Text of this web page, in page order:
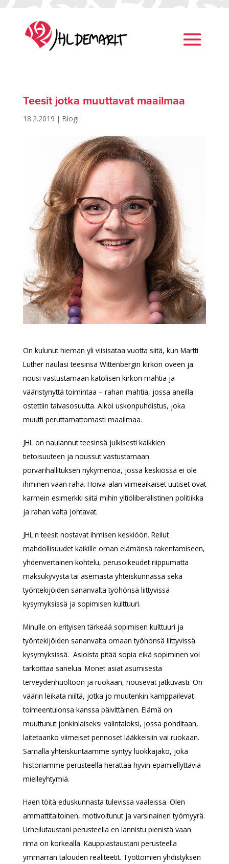
Teesit jotka muuttavat maailmaa
18.2.2019 | Blogi
On kulunut hieman yli viisisataa vuotta siitä, kun Martti
Luther naulasi teesinsä Wittenbergin kirkon oveen ja
nousi vastustamaan katolisen kirkon mahtia ja
vääristynyttä toimintaa – rahan mahtia, jossa aneilla
ostettiin taivasosuutta. Alkoi uskonpuhdistus, joka
muutti peruttamattomasti maailmaa.
JHL on naulannut teesinsä julkisesti kaikkien
tietoisuuteen ja noussut vastustamaan
porvarihallituksen nykymenoa, jossa keskiössä ei ole
ihminen vaan raha. Hoiva-alan viimeaikaiset uutiset ovat
karmein esimerkki siitä mihin yltiöliberalistinen politiikka
ja rahan valta johtavat.
JHL:n teesit nostavat ihmisen keskiöön. Reilut
mahdollisuudet kaikille oman elämänsä rakentamiseen,
yhdenvertainen kohtelu, perusoikeudet riippumatta
maksukyvystä tai asemasta yhteiskunnassa sekä
työntekijöiden sananvalta työhönsä liittyvissä
kysymyksissä ja sopimisen kulttuuri.
Minulle on erityisen tärkeää sopimisen kulttuuri ja
työntekijöiden sananvalta omaan työhönsä liittyvissä
kysymyksissä. Asioista pitää sopia eikä sopiminen voi
tarkoittaa sanelua. Monet asiat asumisesta
terveydenhuoltoon ja ruokaan, nousevat jatkuvasti. On
väärin leikata niiltä, jotka jo muutenkin kamppailevat
toimeentulonsa kanssa päivittäinen. Elämä on
muuttunut jonkinlaiseksi valintaloksi, jossa pohditaan,
laitetaanko viimeiset pennoset lääkkeisiin vai ruokaan.
Samalla yhteiskuntaamme syntyy luokkajako, joka
historiamme perusteella herättää hyvin epämiellyttäviä
mielleyhtymiä.
Haen töitä eduskunnasta tulevissa vaaleissa. Olen
ammattitaitoinen, motivoitunut ja varsinainen työmyyrä.
Urheilutaustani perusteella en lannistu pienistä vaan
rima on korkealla. Kauppiastaustani perusteella
ymmärrän talouden realiteetit. Työttömien yhdistyksen